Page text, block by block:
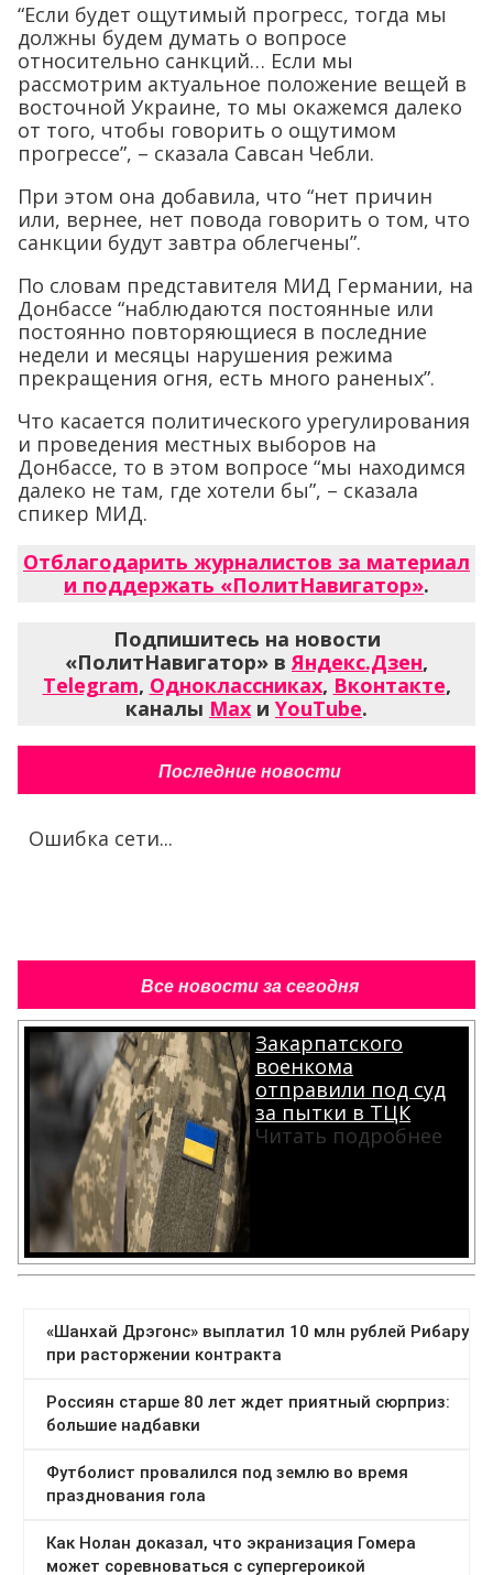
“Если будет ощутимый прогресс, тогда мы
должны будем думать о вопросе
относительно санкций… Если мы
рассмотрим актуальное положение вещей в
восточной Украине, то мы окажемся далеко
от того, чтобы говорить о ощутимом
прогрессе”, – сказала Савсан Чебли.
При этом она добавила, что “нет причин
или, вернее, нет повода говорить о том, что
санкции будут завтра облегчены”.
По словам представителя МИД Германии, на
Донбассе “наблюдаются постоянные или
постоянно повторяющиеся в последние
недели и месяцы нарушения режима
прекращения огня, есть много раненых”.
Что касается политического урегулирования
и проведения местных выборов на
Донбассе, то в этом вопросе “мы находимся
далеко не там, где хотели бы”, – сказала
спикер МИД.
Отблагодарить журналистов за материал
и поддержать «ПолитНавигатор».
Подпишитесь на новости
«ПолитНавигатор» вЯндекс.Дзен,
Telegram, Одноклассниках, Вконтакте,
каналы Max и YouTube.
Последние новости
Ошибка сети...
Все новости за сегодня
Закарпатского
военкома
отправили под суд
за пытки в ТЦК
Читать подробнее